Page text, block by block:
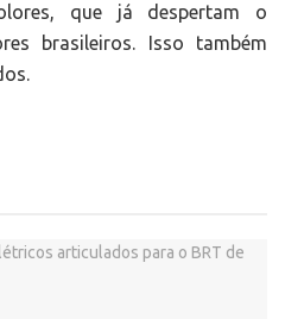
que já despertam o
brasileiros. Isso também